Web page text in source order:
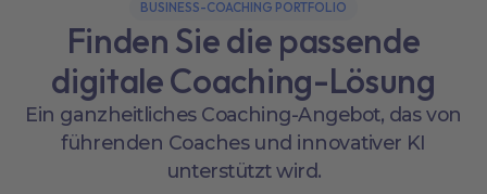
BUSINESS-COACHING PORTFOLIO
Finden Sie die passende
digitale Coaching-Lösung
Ein ganzheitliches Coaching-Angebot, das von
führenden Coaches und innovativer KI
unterstützt wird.